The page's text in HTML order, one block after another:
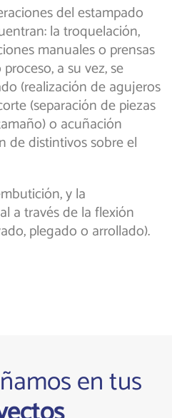
del estampado
la troquelación,
manuales o prensas
a su vez, se
(realización de agujeros
(separación de piezas
o acuñación
de distintivos sobre el
y la
a través de la flexión
plegado o arrollado).
en tus